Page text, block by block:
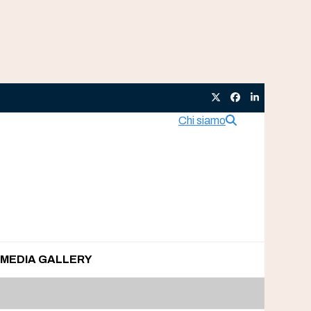
TwitterFacebook
LinkedIn
Chi siamo
MEDIA GALLERY